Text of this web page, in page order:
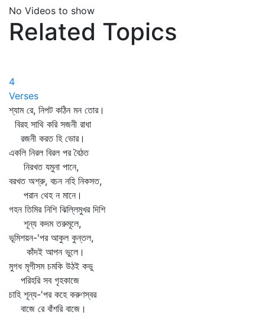
No Videos to show
Related Topics
4
Verses
শ্যাম রে, নিপট কঠিন মন তোর।
বিরহ সাথি করি সজনী রাধা
রজনী করত হি ভোর।
একলি নিরল বিরল পর বৈঠত
নিরখত যমুনা পানে,
বরখত অশ্রু, বচন নহি নিকসত,
পরান থেহ ন মানে।
গহন তিমির নিশি ঝিল্লিমুখর দিশি
শূন্য কদম তরুমূলে,
ভূমিশয়ন-'পর আকুল কুন্তল,
কাঁদই আপন ভুলে।
মুগধ মৃগীসম চমকি উঠই কভু
পরিহরি সব গৃহকাজে
চাহি শূন্য-'পর কহে করুণস্বর
বাজে রে বাঁশরি বাজে।